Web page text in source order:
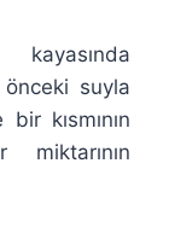
suyla
kısmının